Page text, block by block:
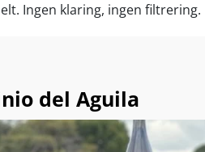
Ingen klaring, ingen filtrering.
del Aguila